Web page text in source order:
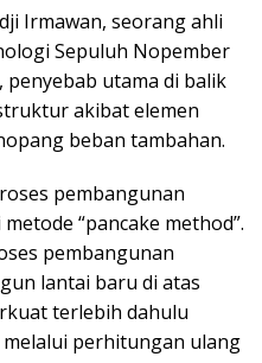
Irmawan, seorang ahli
Sepuluh Nopember
penyebab utama di balik
akibat elemen
beban tambahan.
pembangunan
“pancake method”.
pembangunan
lantai baru di atas
terlebih dahulu
perhitungan ulang